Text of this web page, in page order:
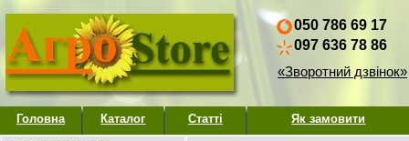
050 786 69 17
097 636 78 86
«Зворотний дзвінок»
Головна Каталог Статті Як замовити